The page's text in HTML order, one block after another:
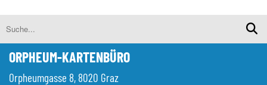
ORPHEUM-KARTENBÜRO
Orpheumgasse 8, 8020 Graz